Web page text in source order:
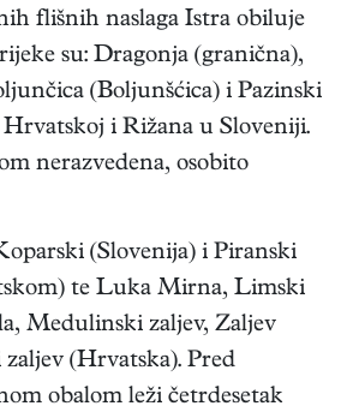
flišnih naslaga Istra obiluje
su: Dragonja (granična),
(Boljunšćica) i Pazinski
i Rižana u Sloveniji.
nerazvedena, osobito
(Slovenija) i Piranski
te Luka Mirna, Limski
Medulinski zaljev, Zaljev
(Hrvatska). Pred
obalom leži četrdesetak